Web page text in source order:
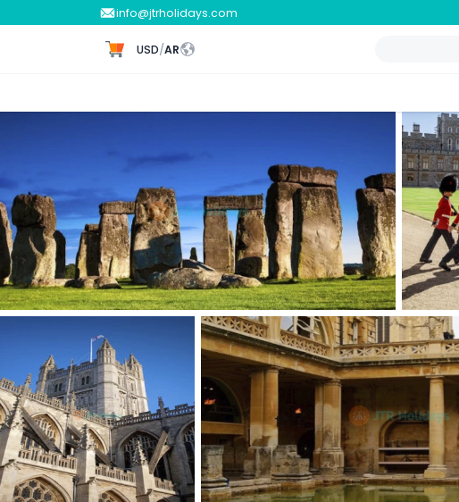
info@jtrholidays.com
AR
/
USD